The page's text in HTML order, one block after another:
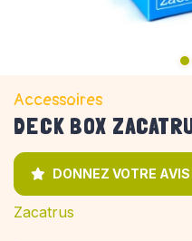
Accessoires
DECK BOX
DONNEZ VOTRE AVIS
Zacatrus